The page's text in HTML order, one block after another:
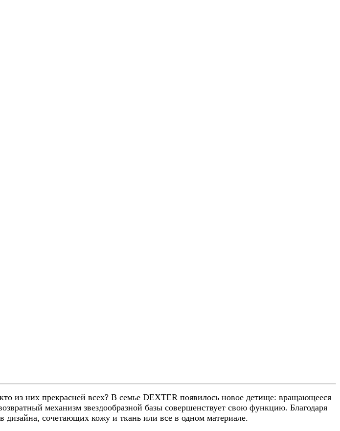
них прекрасней всех? В семье DEXTER появилось новое детище: вращающееся
механизм звездообразной базы совершенствует свою функцию. Благодаря
сочетающих кожу и ткань или все в одном материале.